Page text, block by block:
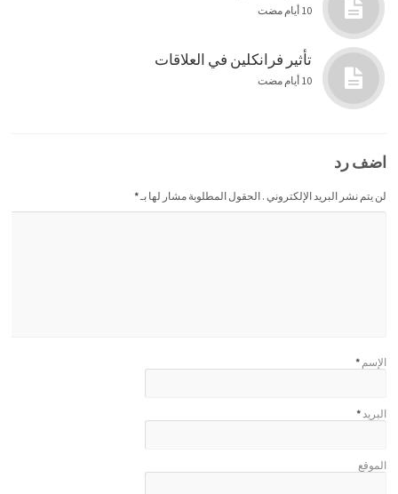
10 أيام مضت
تأثير فرانكلين في العلاقات
10 أيام مضت
اضف رد
لن يتم نشر البريد الإلكتروني . الحقول المطلوبة مشار لها بـ*
الإسم *
البريد*
الموقع